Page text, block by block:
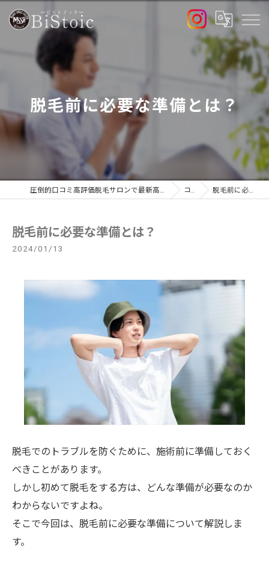
脱毛前に必要な準備とは？
圧倒的口コミ高評価脱毛サロンで最新高出力マシン導入店のBiStoic-ビストイック- コラム 脱毛前に必要な準備とは？
脱毛前に必要な準備とは？
2024/01/13
脱毛でのトラブルを防ぐために、施術前に準備しておく
べきことがあります。
しかし初めて脱毛をする方は、どんな準備が必要なのか
わからないですよね。
そこで今回は、脱毛前に必要な準備について解説しま
す。